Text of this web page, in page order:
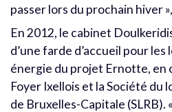
passer lors du prochain hiver
En 2012, le cabinet
d’une farde d’accueil pour
énergie du projet Ernotte, en
Foyer Ixellois et la Société du
de Bruxelles-Capitale (SLRB).